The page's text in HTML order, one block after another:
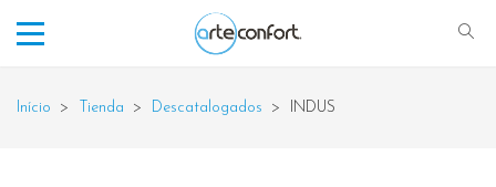
Início > Tienda > Descatalogados > INDUS